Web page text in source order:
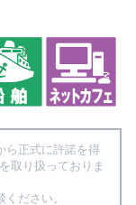
ら正式に許諾を得
取り扱っておりま
ださい。